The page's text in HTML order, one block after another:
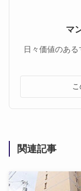
マ
日々価値のあ
関連記事